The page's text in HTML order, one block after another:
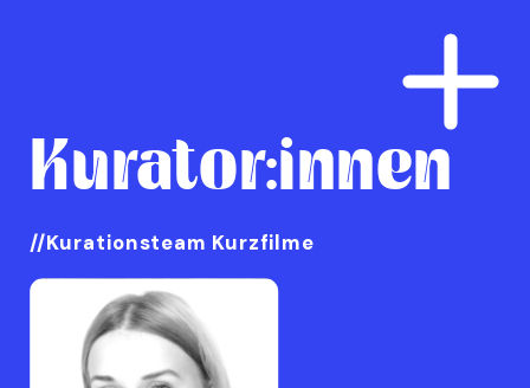
Kurator:innen
//Kurationsteam Kurzfilme